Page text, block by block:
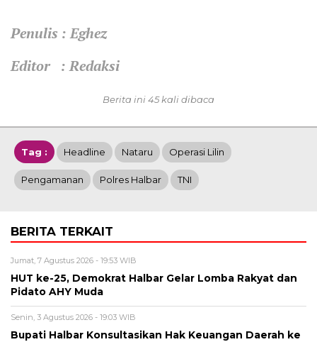
Penulis : Eghez
Editor : Redaksi
Berita ini 45 kali dibaca
Tag : Headline Nataru Operasi Lilin
Pengamanan Polres Halbar TNI
BERITA TERKAIT
Jumat, 7 Agustus 2026 - 19:53 WIB
HUT ke-25, Demokrat Halbar Gelar Lomba Rakyat dan
Pidato AHY Muda
Senin, 3 Agustus 2026 - 19:03 WIB
Bupati Halbar Konsultasikan Hak Keuangan Daerah ke